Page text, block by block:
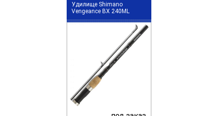
Удилище Shimano
Vengeance BX 240ML